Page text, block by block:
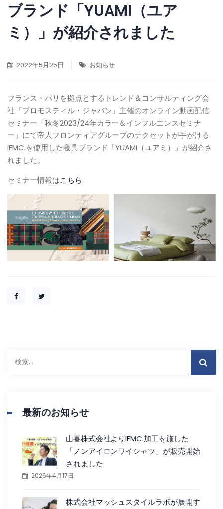
ブランド「YUAMI（ユア
ミ）」が紹介されました
2022年5月25日 お知らせ
フランス・パリを拠点とするトレンド＆コンサルティング会
社「プロモスティル・ジャパン」主催のオンライン動画配信
セミナー「秋冬2023/24年カラー＆インフルエンスセミナ
ー」にて帝人フロンティアグループのテクセットが手がける
IFMC.を使用した寝具ブランド「YUAMI（ユアミ）」が紹介さ
れました。
セミナー情報はこちら
索:
最新のお知らせ
山喜株式会社よりIFMC.加工を施した
「ノンアイロンワイシャツ」が販売開始
されました
2026年4月17日
株式会社マッシュスタイルラボが展開す